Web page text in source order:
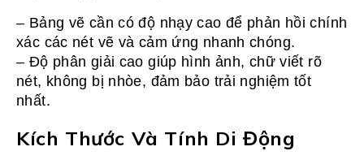
– Bảng vẽ cần có độ nhạy cao để phản hồi chính
xác các nét vẽ và cảm ứng nhanh chóng.
– Độ phân giải cao giúp hình ảnh, chữ viết rõ
nét, không bị nhòe, đảm bảo trải nghiệm tốt
nhất.
Kích Thước Và Tính Di Động